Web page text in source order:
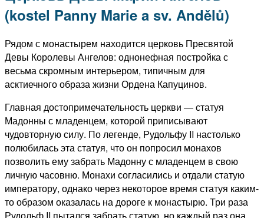
(kostel Panny Marie a sv. Andělů)
Рядом с монастырем находится церковь Пресвятой
Девы Королевы Ангелов: однонефная постройка с
весьма скромным интерьером, типичным для
асктиечного образа жизни Ордена Капуцинов.
Главная достопримечательность церкви — статуя
Мадонны с младенцем, которой приписывают
чудовторную силу. По легенде, Рудольфу II настолько
полюбилась эта статуя, что он попросил монахов
позволить ему забрать Мадонну с младенцем в свою
личную часовню. Монахи согласились и отдали статую
императору, однако через некоторое время статуя каким-
то образом оказалась на дороге к монастырю. Три раза